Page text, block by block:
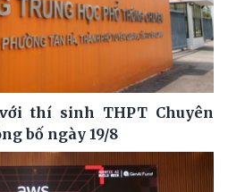
thí sinh THPT Chuyên
bố ngày 19/8